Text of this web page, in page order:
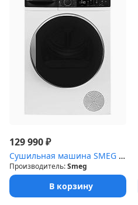
129 990₽
Сушильная машина SMEG DT393RU4
Производитель:Smeg
В корзину